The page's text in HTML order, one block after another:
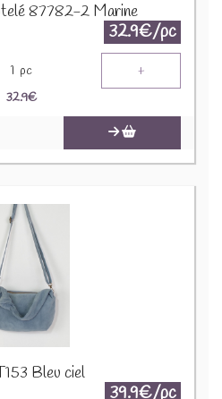
87782-2 Marine
32.9€/pc
1 pc +
32.9€
Bleu ciel
39.9€/pc